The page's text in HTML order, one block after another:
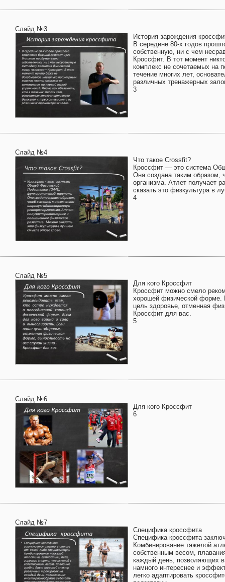
Слайд №3
История зарождения
В середине 80-х годов
собственную, ни с чем
Кроссфит. В тот момент
комплекс не сочетаемых на
течение многих лет,
различных тренажерных
3
Слайд №4
Что такое Crossfit?
Кроссфит — это система
Она создана таким образом,
организма. Атлет получает
сказать это физкультура в
4
Слайд №5
Для кого Кроссфит
Кроссфит можно смело
хорошей физической форме.
цель здоровье, отменная
Кроссфит для вас.
5
Слайд №6
Для кого Кроссфит
6
Слайд №7
Специфика кроссфита
Специфика кроссфита
Комбинирование тяжелой
собственным весом,
каждый день, позволяющих
намного интереснее и
легко адаптировать